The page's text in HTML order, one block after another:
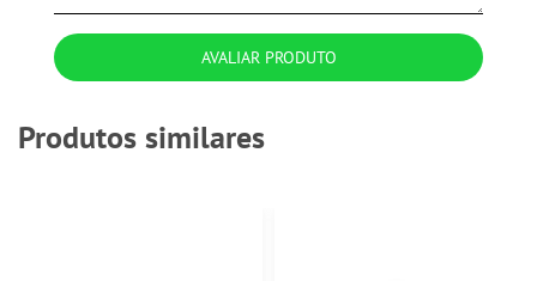
AVALIAR PRODUTO
Produtos similares